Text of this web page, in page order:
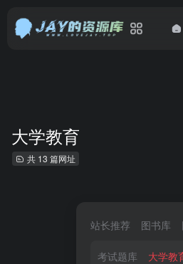
大学教育
共 13 篇网址
站长推荐 图书库
考试题库 大学教